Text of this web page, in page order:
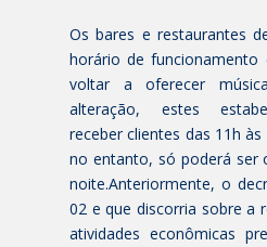
Os bares e restaurantes
horário de funcionamento
voltar a oferecer
alteração, estes
receber clientes das 11h
no entanto, só poderá ser
noite.Anteriormente, o
02 e que discorria sobre a
atividades econômicas